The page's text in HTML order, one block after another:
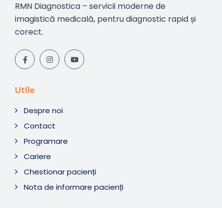
RMN Diagnostica – servicii moderne de
imagistică medicală, pentru diagnostic rapid și
corect.
Utile
Despre noi
Contact
Programare
Cariere
Chestionar pacienți
Nota de informare pacienți